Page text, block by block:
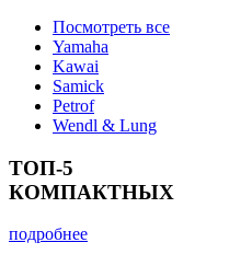
Посмотреть все
Yamaha
Kawai
Samick
Petrof
Wendl & Lung
ТОП-5
КОМПАКТНЫХ
подробнее